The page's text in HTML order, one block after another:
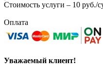
Стоимость услуги – 10 руб./
Оплата
Уважаемый клиент!